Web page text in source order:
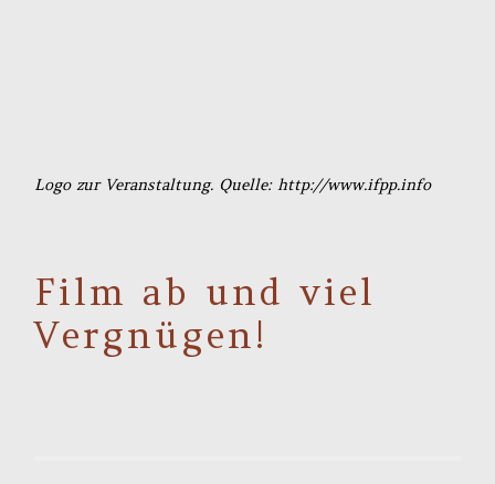
Logo zur Veranstaltung. Quelle: http://www.ifpp.info
Film ab und viel
Vergnügen!